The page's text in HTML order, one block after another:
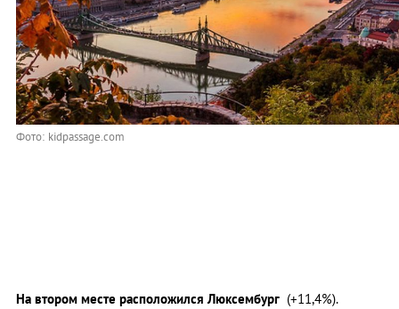
Фото: kidpassage.com
На втором месте расположился Люксембург (+11,4%).